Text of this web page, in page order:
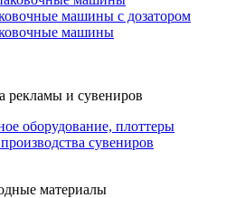
машины с дозатором
машины
рекламы и сувениров
оборудование, плоттеры
сувениров
материалы